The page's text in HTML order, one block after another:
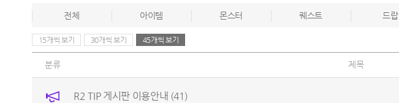
전체 아이템 몬스터 퀘스트 드랍
15개씩 보기 30개씩 보기 45개씩 보기
분류 제목
R2 TIP 게시판 이용안내 (41)